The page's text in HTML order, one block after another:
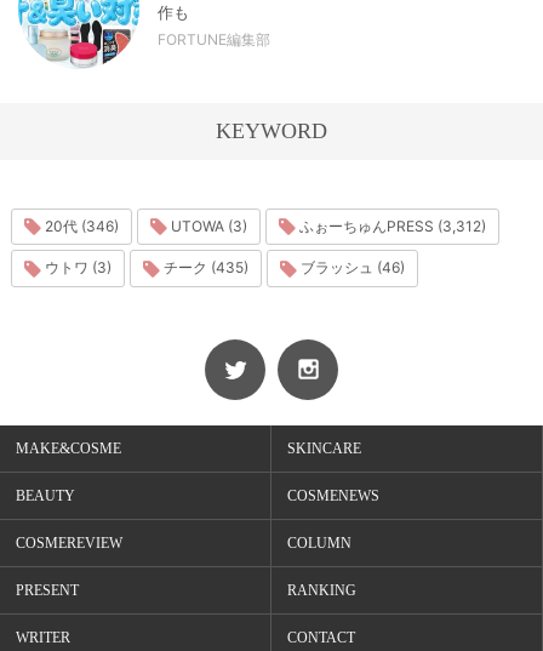
作も
FORTUNE編集部
KEYWORD
20代 (346) UTOWA (3) ふぉーちゅんPRESS (3,312)
ウトワ (3) チーク (435) ブラッシュ (46)
MAKE&COSME SKINCARE
BEAUTY COSMENEWS
COSMEREVIEW COLUMN
PRESENT RANKING
WRITER CONTACT